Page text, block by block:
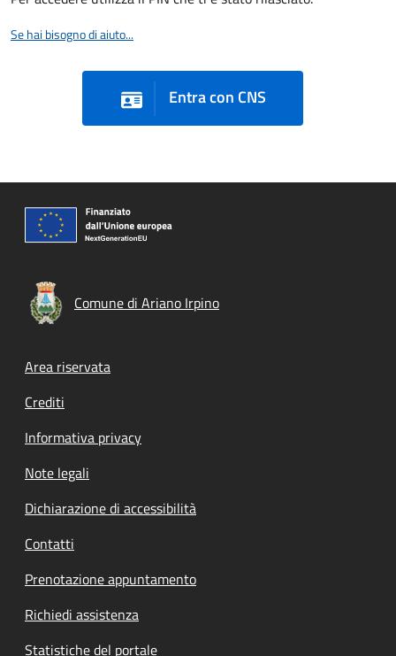
Se hai bisogno di aiuto...
Entra con CNS
Comune di Ariano Irpino
Footer menu
Area riservata
Crediti
Informativa privacy
Note legali
Dichiarazione di accessibilità
Contatti
Prenotazione appuntamento
Richiedi assistenza
Statistiche del portale